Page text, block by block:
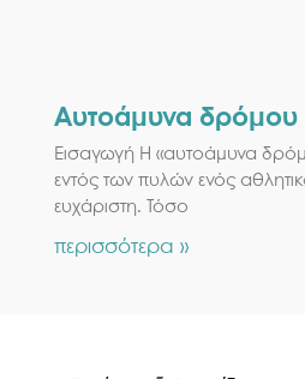
Αυτοάμυνα δρόμου
Εισαγωγή Η «αυτοάμυνα
εντός των πυλών ενός
ευχάριστη. Τόσο
περισσότερα »